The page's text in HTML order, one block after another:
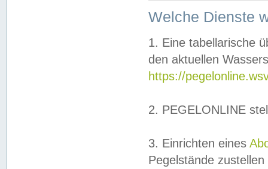
Welche Dienste
1. Eine tabellarische
den aktuellen
https://
2. PEGELONLINE
3. Einrichten eines
Pegelstände